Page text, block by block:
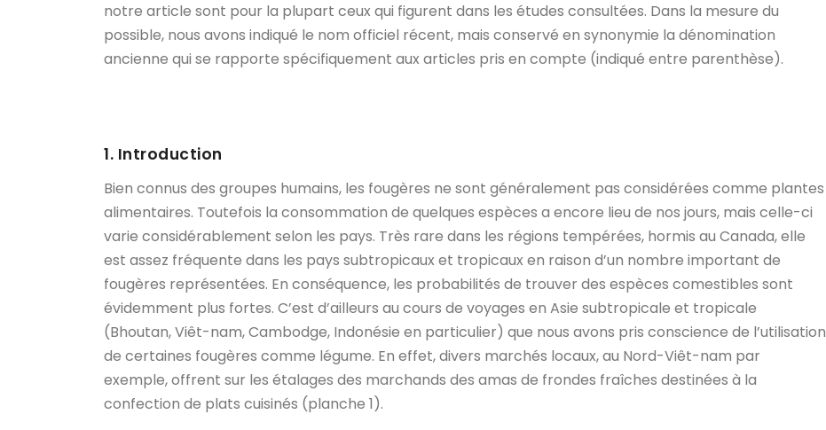
notre article sont pour la plupart ceux qui figurent dans les études consultées. Dans la mesure du
possible, nous avons indiqué le nom officiel récent, mais conservé en synonymie la dénomination
ancienne qui se rapporte spécifiquement aux articles pris en compte (indiqué entre parenthèse).
1. Introduction
Bien connus des groupes humains, les fougères ne sont généralement pas considérées comme plantes
alimentaires. Toutefois la consommation de quelques espèces a encore lieu de nos jours, mais celle-ci
varie considérablement selon les pays. Très rare dans les régions tempérées, hormis au Canada, elle
est assez fréquente dans les pays subtropicaux et tropicaux en raison d’un nombre important de
fougères représentées. En conséquence, les probabilités de trouver des espèces comestibles sont
évidemment plus fortes. C’est d’ailleurs au cours de voyages en Asie subtropicale et tropicale
(Bhoutan, Viêt-nam, Cambodge, Indonésie en particulier) que nous avons pris conscience de l’utilisation
de certaines fougères comme légume. En effet, divers marchés locaux, au Nord-Viêt-nam par
exemple, offrent sur les étalages des marchands des amas de frondes fraîches destinées à la
confection de plats cuisinés (planche 1).